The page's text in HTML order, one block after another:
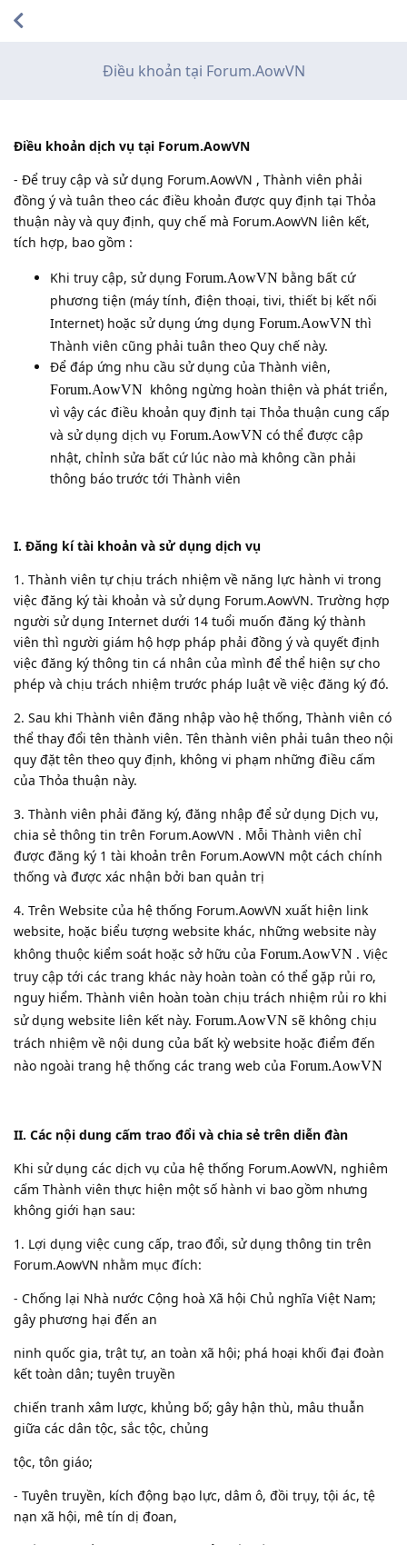
Điều khoản tại Forum.AowVN
Điều khoản dịch vụ tại Forum.AowVN
- Để truy cập và sử dụng Forum.AowVN , Thành viên phải
đồng ý và tuân theo các điều khoản được quy định tại Thỏa
thuận này và quy định, quy chế mà Forum.AowVN liên kết,
tích hợp, bao gồm :
Khi truy cập, sử dụng Forum.AowVN bằng bất cứ
phương tiện (máy tính, điện thoại, tivi, thiết bị kết nối
Internet) hoặc sử dụng ứng dụng Forum.AowVN thì
Thành viên cũng phải tuân theo Quy chế này.
Để đáp ứng nhu cầu sử dụng của Thành viên,
Forum.AowVN không ngừng hoàn thiện và phát triển,
vì vậy các điều khoản quy định tại Thỏa thuận cung cấp
và sử dụng dịch vụ Forum.AowVN có thể được cập
nhật, chỉnh sửa bất cứ lúc nào mà không cần phải
thông báo trước tới Thành viên
I. Đăng kí tài khoản và sử dụng dịch vụ
1. Thành viên tự chịu trách nhiệm về năng lực hành vi trong
việc đăng ký tài khoản và sử dụng Forum.AowVN. Trường hợp
người sử dụng Internet dưới 14 tuổi muốn đăng ký thành
viên thì người giám hộ hợp pháp phải đồng ý và quyết định
việc đăng ký thông tin cá nhân của mình để thể hiện sự cho
phép và chịu trách nhiệm trước pháp luật về việc đăng ký đó.
2. Sau khi Thành viên đăng nhập vào hệ thống, Thành viên có
thể thay đổi tên thành viên. Tên thành viên phải tuân theo nội
quy đặt tên theo quy định, không vi phạm những điều cấm
của Thỏa thuận này.
3. Thành viên phải đăng ký, đăng nhập để sử dụng Dịch vụ,
chia sẻ thông tin trên Forum.AowVN . Mỗi Thành viên chỉ
được đăng ký 1 tài khoản trên Forum.AowVN một cách chính
thống và được xác nhận bởi ban quản trị
4. Trên Website của hệ thống Forum.AowVN xuất hiện link
website, hoặc biểu tượng website khác, những website này
không thuộc kiểm soát hoặc sở hữu của Forum.AowVN . Việc
truy cập tới các trang khác này hoàn toàn có thể gặp rủi ro,
nguy hiểm. Thành viên hoàn toàn chịu trách nhiệm rủi ro khi
sử dụng website liên kết này. Forum.AowVN sẽ không chịu
trách nhiệm về nội dung của bất kỳ website hoặc điểm đến
nào ngoài trang hệ thống các trang web của Forum.AowVN
II. Các nội dung cấm trao đổi và chia sẻ trên diễn đàn
Khi sử dụng các dịch vụ của hệ thống Forum.AowVN, nghiêm
cấm Thành viên thực hiện một số hành vi bao gồm nhưng
không giới hạn sau:
1. Lợi dụng việc cung cấp, trao đổi, sử dụng thông tin trên
Forum.AowVN nhằm mục đích:
- Chống lại Nhà nước Cộng hoà Xã hội Chủ nghĩa Việt Nam;
gây phương hại đến an
ninh quốc gia, trật tự, an toàn xã hội; phá hoại khối đại đoàn
kết toàn dân; tuyên truyền
chiến tranh xâm lược, khủng bố; gây hận thù, mâu thuẫn
giữa các dân tộc, sắc tộc, chủng
tộc, tôn giáo;
- Tuyên truyền, kích động bạo lực, dâm ô, đồi trụy, tội ác, tệ
nạn xã hội, mê tín dị đoan,